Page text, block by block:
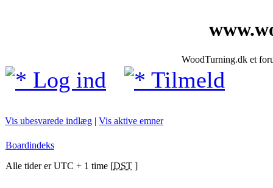
WoodTurning.dk et
Log ind Tilmeld
Vis ubesvarede indlæg | Vis aktive emner
Boardindeks
Alle tider er UTC + 1 time [DST ]